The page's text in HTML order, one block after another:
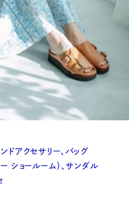
アクセサリー、バッグ
ショールーム）、サンダル